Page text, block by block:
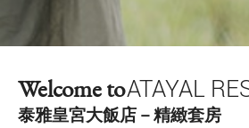
Welcome toATAYAL
泰雅皇宮大飯店－精緻套房